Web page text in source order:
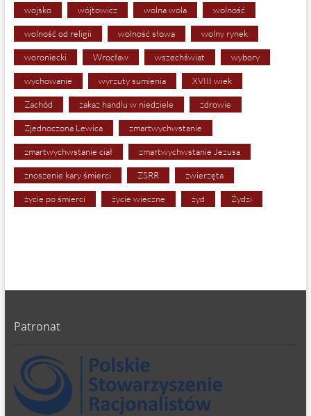
wojsko wójtowicz wolna wola wolność
wolność od religii wolność słowa wolny rynek
woroniecki Wrocław wszechświat wybory
wychowanie wyrzuty sumienia XVIII wiek
Zachód zakaz handlu w niedziele zdrowie
Zjednoczona Lewica zmartwychwstanie
zmartwychwstanie ciał zmartwychwstanie Jezusa
znoszenie kary śmierci ZSRR zwierzęta
życie po śmierci życie wieczne żyd Żydzi
Patronat